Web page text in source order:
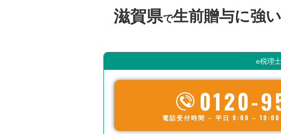
滋賀県で生前贈与に強
e税理
0120-
電話受付時間 – 平日 9:00 –